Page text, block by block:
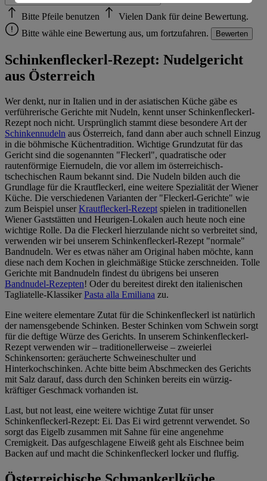
Bitte Pfeile benutzen
Vielen Dank für deine Bewertung.
Bitte wähle eine Bewertung aus, um fortzufahren.
Bewerten
Schinkenfleckerl-Rezept: Nudelgericht
aus Österreich
Wer denkt, nur in Italien und in der asiatischen Küche gäbe es
verführerische Gerichte mit Nudeln, kennt unser Schinkenfleckerl-
Rezept noch nicht. Ursprünglich stammt diese besondere Art der
Schinkennudeln aus Österreich, fand dann aber auch schnell Einzug
in die böhmische Küchentradition. Wichtige Grundzutat für das
Gericht sind die sogenannten "Fleckerl", quadratische oder
rautenförmige Eiernudeln, die vor allem im österreichisch-
tschechischen Raum bekannt sind. Die Nudeln bilden auch die
Grundlage für die Krautfleckerl, eine weitere Spezialität der Wiener
Küche. Die verschiedenen Varianten der "Fleckerl-Gerichte" wie
zum Beispiel unserKrautfleckerl-Rezept spielen in traditionellen
Wiener Gaststätten und Heurigen-Lokalen auch heute noch eine
wichtige Rolle. Da die Fleckerl hierzulande nicht so verbreitet sind,
verwenden wir bei unserem Schinkenfleckerl-Rezept "normale"
Bandnudeln. Wer es etwas näher am Original haben möchte, kann
diese nach dem Kochen in gleichmäßige Stücke zerschneiden. Tolle
Gerichte mit Bandnudeln findest du übrigens bei unseren
Bandnudel-Rezepten! Oder du bereitest direkt den italienischen
Tagliatelle-KlassikerPasta alla Emiliana zu.
Eine weitere elementare Zutat für die Schinkenfleckerl ist natürlich
der namensgebende Schinken. Bester Schinken vom Schwein sorgt
für die deftige Würze des Gerichts. In unserem Schinkenfleckerl-
Rezept verwenden wir – traditionellerweise – zweierlei
Schinkensorten: geräucherte Schweineschulter und
Hinterkochschinken. Achte bitte beim Abschmecken des Gerichts
mit Salz darauf, dass durch den Schinken bereits ein würzig-
kräftiger Geschmack vorhanden ist.
Last, but not least, eine weitere wichtige Zutat für unser
Schinkenfleckerl-Rezept: Ei. Das Ei wird getrennt verwendet. So
sorgt das Eigelb zusammen mit Sahne für eine angenehme
Cremigkeit. Das aufgeschlagene Eiweiß geht als Eischnee beim
Backen auf und macht die Schinkenfleckerl locker und fluffig.
Informationen zum Herausgeber der Seite findest du
imImpressum